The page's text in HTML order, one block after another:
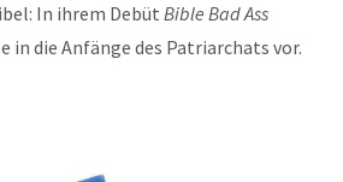
In ihrem Debüt Bible Bad Ass
in die Anfänge des Patriarchats vor.